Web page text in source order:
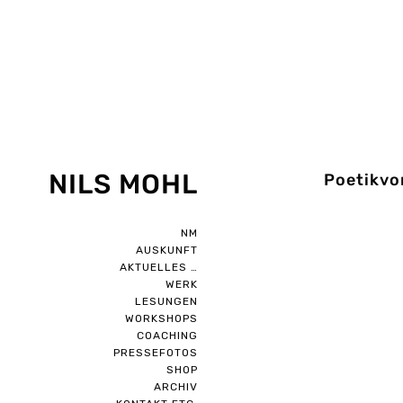
NILS MOHL
NM
AUSKUNFT
AKTUELLES …
WERK
LESUNGEN
WORKSHOPS
COACHING
PRESSEFOTOS
SHOP
ARCHIV